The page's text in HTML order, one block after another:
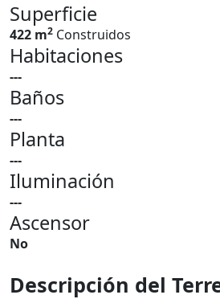
Superficie
422 m2 Construidos
Habitaciones
---
Baños
---
Planta
---
Iluminación
---
Ascensor
No
Descripción del